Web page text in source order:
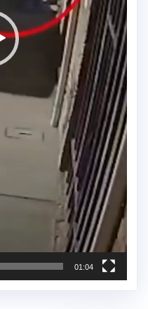
01:04